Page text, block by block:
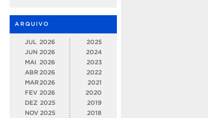
ARQUIVO
JUL 2026
JUN 2026
MAI
2026
ABR 2026
MAR 2026
FEV 2026
DEZ 2025
NOV 2025
2025
2024
2023
2022
2021
2020
2019
2018